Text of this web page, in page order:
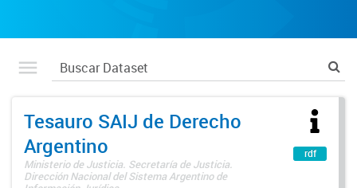
Tesauro SAIJ de Derecho
Argentino
Ministerio de Justicia. Secretaría de Justicia.
Dirección Nacional del Sistema Argentino de
rdf